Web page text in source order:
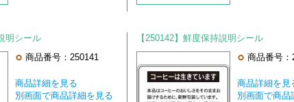
明シール
商品番号：250141
商品詳細を見る
別画面で商品詳細を見る
【250142】鮮度保持説明シール
商品番号：
商品詳細を見
別画面で商品